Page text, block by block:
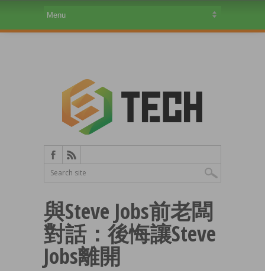
與Steve Jobs前老闆
對話：後悔讓Steve
Jobs離開